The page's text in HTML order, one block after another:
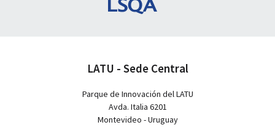
LATU - Sede Central
Parque de Innovación del LATU
Avda. Italia 6201
Montevideo - Uruguay